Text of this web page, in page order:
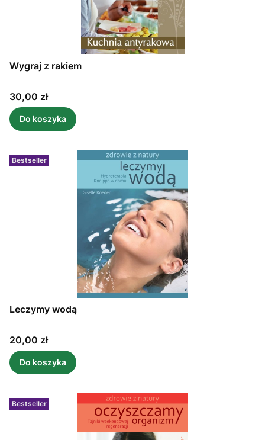
Wygraj z rakiem
Cena
30,00 zł
Do koszyka
Bestseller
Leczymy wodą
Cena
20,00 zł
Do koszyka
Bestseller